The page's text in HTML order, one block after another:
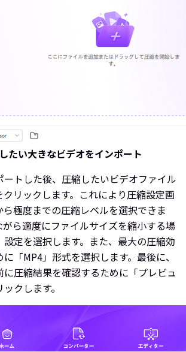
たい大きなビデオをインポート
ートした後、圧縮したいビデオファイル
リックします。これにより圧縮設定画
極度までの圧縮レベルを選択できま
ら適度にファイルサイズを縮小する場
定を選択します。また、最大の圧縮効
「MP4」形式を選択します。最後に、
に圧縮結果を確認するために「プレビュ
クします。